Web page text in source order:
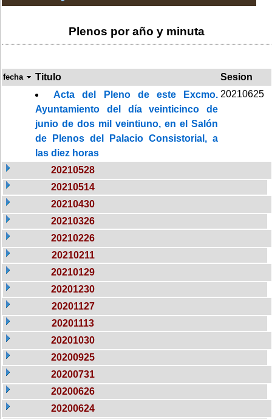
Plenos por año y minuta
fecha Titulo
Sesion
Acta del Pleno de este Excmo.
Ayuntamiento del día veinticinco de
junio de dos mil veintiuno, en el Salón
de Plenos del Palacio Consistorial, a
las diez horas
20210625
20210528
20210514
20210430
20210326
20210226
20210211
20210129
20201230
20201127
20201113
20201030
20200925
20200731
20200626
20200624